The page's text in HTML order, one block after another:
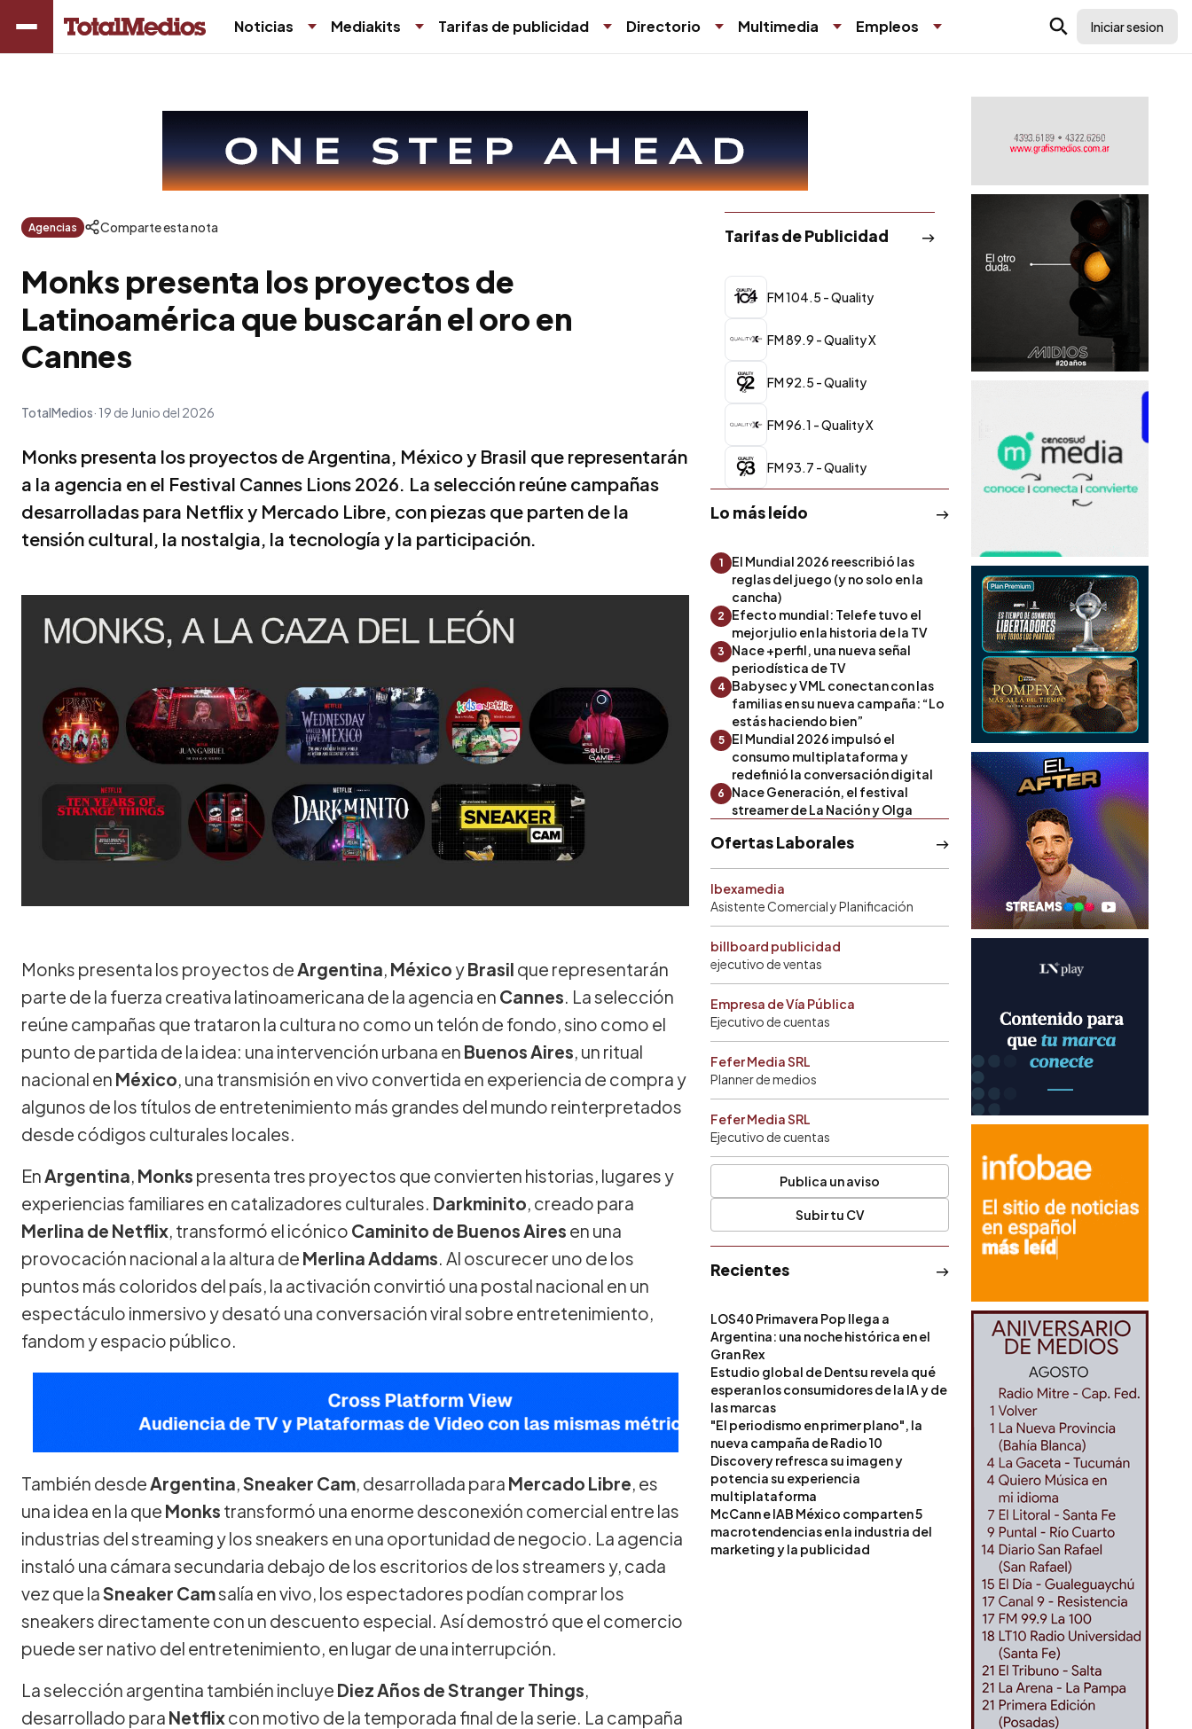
Noticias Mediakits Tarifas de publicidad Directorio Multimedia Empleos Iniciar sesion
Agencias Comparte esta nota
Monks presenta los proyectos de
Latinoamérica que buscarán el oro en
Cannes
TotalMedios 19 de Junio del 2026
Monks presenta los proyectos de Argentina, México y Brasil que representarán
a la agencia en el Festival Cannes Lions 2026. La selección reúne campañas
desarrolladas para Netflix y Mercado Libre, con piezas que parten de la
tensión cultural, la nostalgia, la tecnología y la participación.
Monks presenta los proyectos de Argentina, México yBrasil que representarán
parte de la fuerza creativa latinoamericana de la agencia en Cannes. La selección
reúne campañas que trataron la cultura no como un telón de fondo, sino como el
punto de partida de la idea: una intervención urbana en Buenos Aires, un ritual
nacional en México, una transmisión en vivo convertida en experiencia de compra y
algunos de los títulos de entretenimiento más grandes del mundo reinterpretados
desde códigos culturales locales.
En Argentina, Monks presenta tres proyectos que convierten historias, lugares y
experiencias familiares en catalizadores culturales. Darkminito, creado para
Merlina de Netflix, transformó el icónico Caminito de Buenos Aires en una
provocación nacional a la altura de Merlina Addams. Al oscurecer uno de los
puntos más coloridos del país, la activación convirtió una postal nacional en un
espectáculo inmersivo y desató una conversación viral sobre entretenimiento,
fandom y espacio público.
También desde Argentina, Sneaker Cam, desarrollada para Mercado Libre, es
una idea en la que Monks transformó una enorme desconexión comercial entre las
industrias del streaming y los sneakers en una oportunidad de negocio. La agencia
instaló una cámara secundaria debajo de los escritorios de los streamers y, cada
vez que laSneaker Camsalía en vivo, los espectadores podían comprar los
sneakers directamente con un descuento especial. Así demostró que el comercio
puede ser nativo del entretenimiento, en lugar de una interrupción.
La selección argentina también incluye Diez Años de Stranger Things,
desarrollado para Netflixcon motivo de la temporada final de la serie. La campaña
Tarifas de Publicidad
FM 104.5 - Quality
FM 89.9 - Quality X
FM 92.5 - Quality
FM 96.1 - Quality X
FM 93.7 - Quality
Lo más leído
1
El Mundial 2026 reescribió las
reglas del juego (y no solo en la
cancha)
2
Efecto mundial: Telefe tuvo el
mejor julio en la historia de la TV
3
Nace +perfil, una nueva señal
periodística de TV
4 Babysec y VML conectan con las
familias en su nueva campaña: “Lo
estás haciendo bien”
5
El Mundial 2026 impulsó el
consumo multiplataforma y
redefinió la conversación digital
6
Nace Generación, el festival
streamer de La Nación y Olga
Ofertas Laborales
Ibexamedia
Asistente Comercial y Planificación
billboard publicidad
ejecutivo de ventas
Empresa de Vía Pública
Ejecutivo de cuentas
Fefer Media SRL
Planner de medios
Fefer Media SRL
Ejecutivo de cuentas
Publica un aviso
Subir tu CV
Recientes
LOS40 Primavera Pop llega a
Argentina: una noche histórica en el
Gran Rex
Estudio global de Dentsu revela qué
esperan los consumidores de la IA y de
las marcas
"El periodismo en primer plano", la
nueva campaña de Radio 10
Discovery refresca su imagen y
potencia su experiencia
multiplataforma
McCann e IAB México comparten 5
macrotendencias en la industria del
marketing y la publicidad